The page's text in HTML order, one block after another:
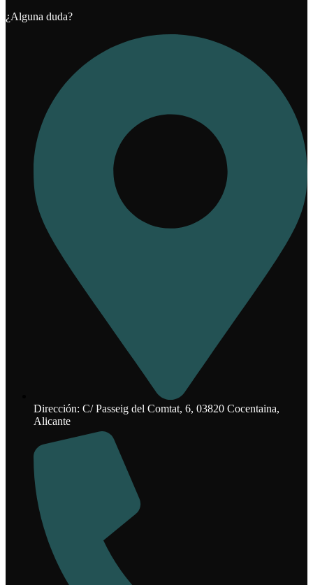
¿Alguna duda?
Dirección: C/ Passeig del Comtat, 6, 03820 Cocentaina,
Alicante